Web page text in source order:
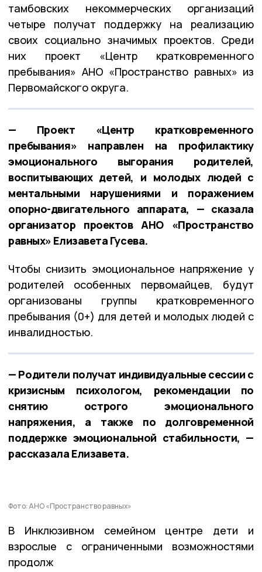
тамбовских некоммерческих организаций
четыре получат поддержку на реализацию
своих социально значимых проектов. Среди
них проект «Центр кратковременного
пребывания» АНО «Пространство равных» из
Первомайского округа.
— Проект «Центр кратковременного
пребывания» направлен на профилактику
эмоционального выгорания родителей,
воспитывающих детей, и молодых людей с
ментальными нарушениями и поражением
опорно-двигательного аппарата, — сказала
организатор проектов АНО «Пространство
равных» Елизавета Гусева.
Чтобы снизить эмоциональное напряжение у
родителей особенных первомайцев, будут
организованы группы кратковременного
пребывания (0+) для детей и молодых людей с
инвалидностью.
— Родители получат индивидуальные сессии с
кризисным психологом, рекомендации по
снятию острого эмоционального
напряжения, а также по долговременной
поддержке эмоциональной стабильности, —
рассказала Елизавета.
Фото: АНО «Пространство равных»
В Инклюзивном семейном центре дети и
взрослые с ограниченными возможностями
продолж